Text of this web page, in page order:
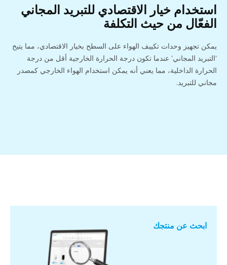
استخدام خيار الاقتصادي للتبريد المجاني
الفعّال من حيث التكلفة
يمكن تجهيز وحدات تكييف الهواء على السطح بخيار الاقتصادي، مما يتيح
'التبريد المجاني' عندما تكون درجة الحرارة الخارجية أقل من درجة
الحرارة الداخلية، مما يعني أنه يمكن استخدام الهواء الخارجي كمصدر
مجاني للتبريد.
ابحث عن منتجك